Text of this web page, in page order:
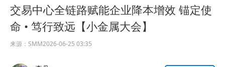
掌上有色
交易中心全链路赋能企业降本增效 锚定使
命 • 笃行致远【小金属大会】
来源： SMM2026-06-25 03:35